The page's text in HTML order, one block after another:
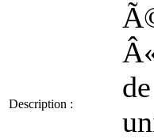
Description :